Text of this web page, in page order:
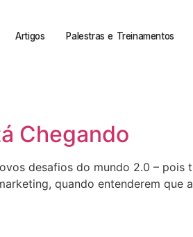
Artigos Palestras e Treinamentos
Chegando
desafios do mundo 2.0 – pois
quando entenderem que